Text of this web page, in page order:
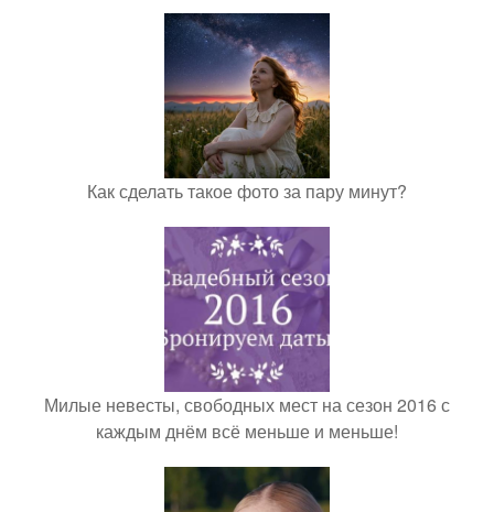
Как сделать такое фото за пару минут?
Милые невесты, свободных мест на сезон 2016 с
каждым днём всё меньше и меньше!